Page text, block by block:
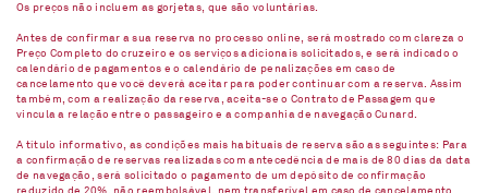
Os preços não incluem as gorjetas, que são voluntárias.
Antes de confirmar a sua reserva no processo online, será mostrado com clareza o
Preço Completo do cruzeiro e os serviços adicionais solicitados, e será indicado o
calendário de pagamentos e o calendário de penalizações em caso de
cancelamento que você deverá aceitar para poder continuar com a reserva. Assim
também, com a realização da reserva, aceita-se o Contrato de Passagem que
vincula a relação entre o passageiro e a companhia de navegação Cunard.
A título informativo, as condições mais habituais de reserva são as seguintes: Para
a confirmação de reservas realizadas com antecedência de mais de 80 dias da data
de navegação, será solicitado o pagamento de um depósito de confirmação